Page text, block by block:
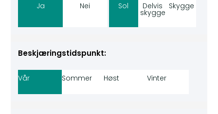
Ja Nei Sol Delvis
skygge
Skygge
Beskjæringstidspunkt:
Vår Sommer Høst Vinter